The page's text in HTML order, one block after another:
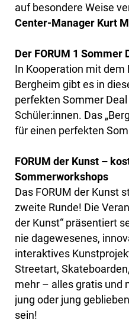
auf besondere Weise
Center-Manager Kurt
Der FORUM 1 Sommer
In Kooperation mit dem
Bergheim gibt es in
perfekten Sommer
Schüler:innen. Das
für einen perfekten
FORUM der Kunst –
Sommerworkshops
Das FORUM der Kunst
zweite Runde! Die
der Kunst“ präsentiert
nie dagewesenes,
interaktives
Streetart,
mehr – alles gratis und
jung oder jung
sein!